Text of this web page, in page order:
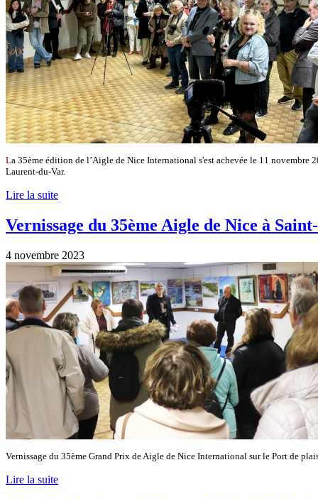
La 35ème édition de l’Aigle de Nice International s'est achevée le 11 novembre
Laurent-du-Var.
Lire la suite
Vernissage du 35ème Aigle de Nice à
4 novembre 2023
Vernissage du 35ème Grand Prix de Aigle de Nice International sur le Port de
Lire la suite